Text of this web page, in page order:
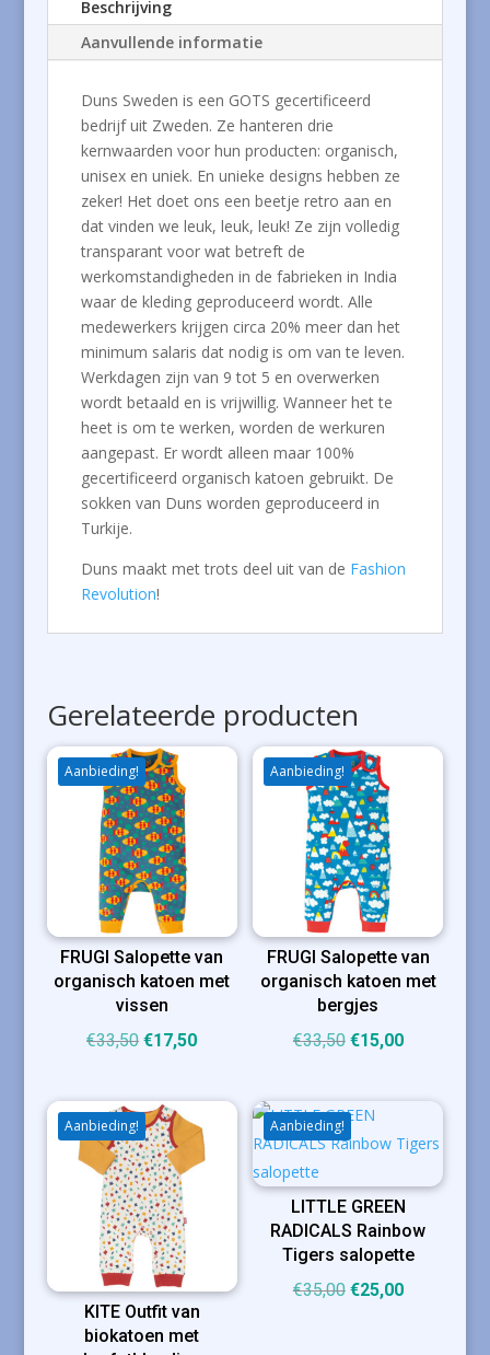
Beschrijving
Aanvullende informatie
Duns Sweden is een GOTS gecertificeerd
bedrijf uit Zweden. Ze hanteren drie
kernwaarden voor hun producten: organisch,
unisex en uniek. En unieke designs hebben ze
zeker! Het doet ons een beetje retro aan en
dat vinden we leuk, leuk, leuk! Ze zijn volledig
transparant voor wat betreft de
werkomstandigheden in de fabrieken in India
waar de kleding geproduceerd wordt. Alle
medewerkers krijgen circa 20% meer dan het
minimum salaris dat nodig is om van te leven.
Werkdagen zijn van 9 tot 5 en overwerken
wordt betaald en is vrijwillig. Wanneer het te
heet is om te werken, worden de werkuren
aangepast. Er wordt alleen maar 100%
gecertificeerd organisch katoen gebruikt. De
sokken van Duns worden geproduceerd in
Turkije.
Duns maakt met trots deel uit van de Fashion
Revolution!
Gerelateerde producten
Aanbieding!
FRUGI Salopette van
organisch katoen met
vissen
€33,50 Oorspronkelijke
was:
€33,50.
€17,50Huidige
is:
€17,50.
Aanbieding!
FRUGI Salopette van
organisch katoen met
bergjes
€33,50 Oorspronkelijke
€33,50.
€15,00Huidige
Aanbieding!
KITE Outfit van
biokatoen met
Aanbieding!
LITTLE GREEN
RADICALS Rainbow
Tigers salopette
€35,00 Oorspronkelijke
€25,00Huidige